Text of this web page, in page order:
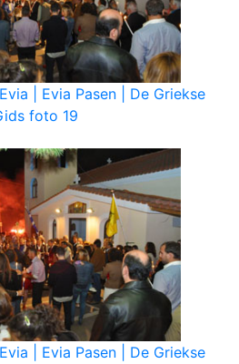
| Evia Pasen | De Griekse
foto 19
| Evia Pasen | De Griekse